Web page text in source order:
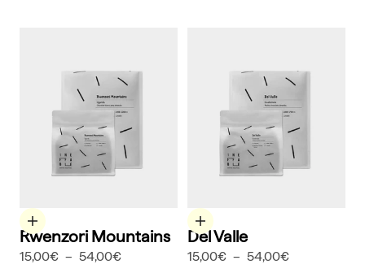
Elige opciones
Rwenzori Mountains
15,00€ – 54,00€
Elige opciones
Del Valle
15,00€ – 54,00€